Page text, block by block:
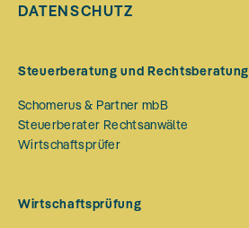
DATENSCHUTZ
Steuerberatung und Rechtsberatung
Schomerus & Partner mbB
Steuerberater Rechtsanwälte
Wirtschaftsprüfer
Wirtschaftsprüfung